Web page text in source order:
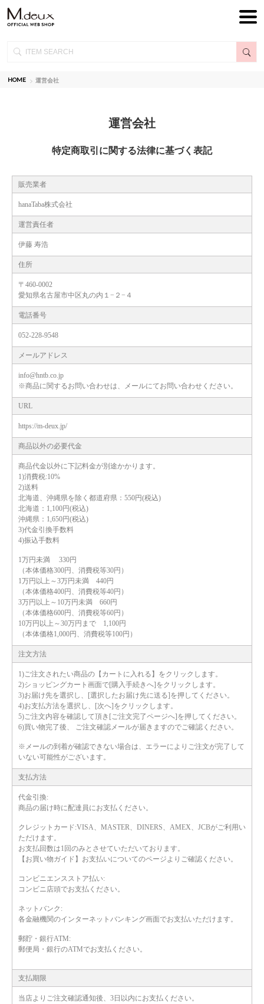
HOME 運営会社
運営会社
特定商取引に関する法律に基づく表記
販売業者
hanaTaba株式会社
運営責任者
伊藤 寿浩
住所
〒460-0002
愛知県名古屋市中区丸の内１−２−４
電話番号
052-228-9548
メールアドレス
info@hntb.co.jp
※商品に関するお問い合わせは、メールにてお問い合わせください。
URL
https://m-deux.jp/
商品以外の必要代金
商品代金以外に下記料金が別途かかります。
1)消費税:10%
2)送料
北海道、沖縄県を除く都道府県：550円(税込)
北海道：1,100円(税込)
沖縄県：1,650円(税込)
3)代金引換手数料
4)振込手数料
1万円未満 330円
（本体価格300円、消費税等30円）
1万円以上～3万円未満 440円
（本体価格400円、消費税等40円）
3万円以上～10万円未満 660円
（本体価格600円、消費税等60円）
10万円以上～30万円まで 1,100円
（本体価格1,000円、消費税等100円）
注文方法
1)ご注文されたい商品の【カートに入れる】をクリックします。
2)ショッピングカート画面で[購入手続きへ]をクリックします。
3)お届け先を選択し、[選択したお届け先に送る]を押してください。
4)お支払方法を選択し、[次へ]をクリックします。
5)ご注文内容を確認して頂き[ご注文完了ページへ]を押してください。
6)買い物完了後、 ご注文確認メールが届きますのでご確認ください。
※メールの到着が確認できない場合は、エラーによりご注文が完了して
いない可能性がございます。
支払方法
代金引換:
商品の届け時に配達員にお支払ください。
クレジットカード:VISA、MASTER、DINERS、AMEX、JCBがご利用い
ただけます。
お支払回数は1回のみとさせていただいております。
【お買い物ガイド】お支払いについてのページよりご確認ください。
コンビニエンスストア払い:
コンビニ店頭でお支払ください。
ネットバンク:
各金融機関のインターネットバンキング画面でお支払いただけます。
郵貯・銀行ATM:
郵便局・銀行のATMでお支払ください。
支払期限
当店よりご注文確認通知後、3日以内にお支払ください。